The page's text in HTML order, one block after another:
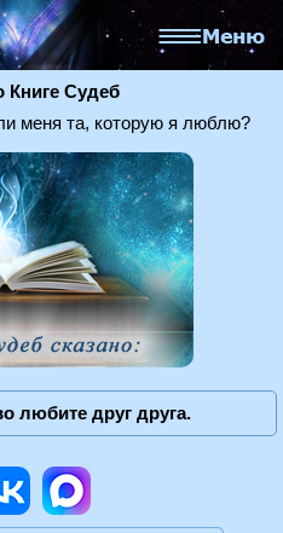
Книге Судеб
меня та, которую я люблю?
любите друг друга.